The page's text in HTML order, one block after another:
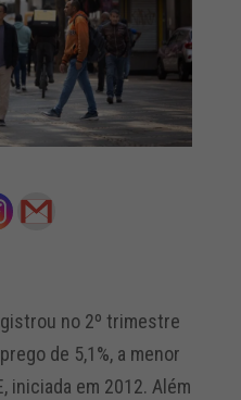
no 2º trimestre
de 5,1%, a menor
iniciada em 2012. Além